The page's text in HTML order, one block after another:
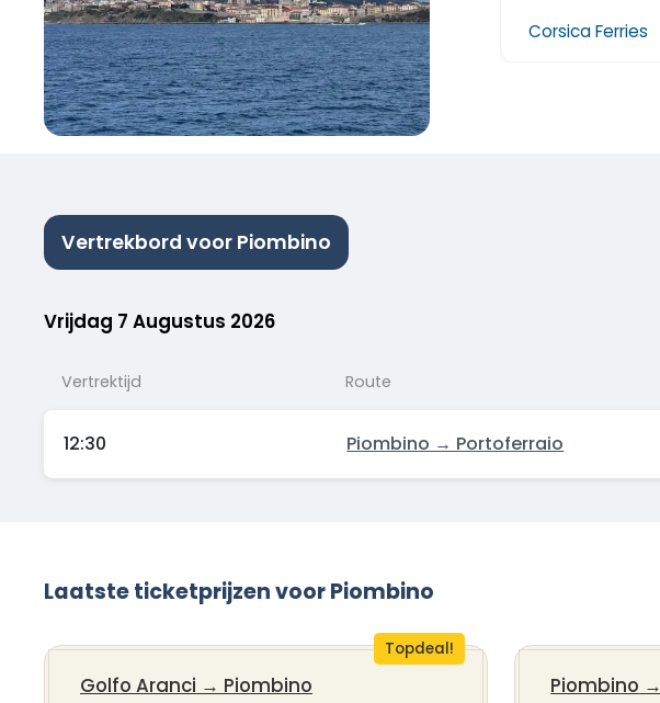
Corsica Ferries
Vertrekbord voor Piombino
Vrijdag 7 Augustus 2026
Vertrektijd Route
12:30 Piombino → Portoferraio
Laatste ticketprijzen voor Piombino
Topdeal!
Golfo Aranci → Piombino Piombino →